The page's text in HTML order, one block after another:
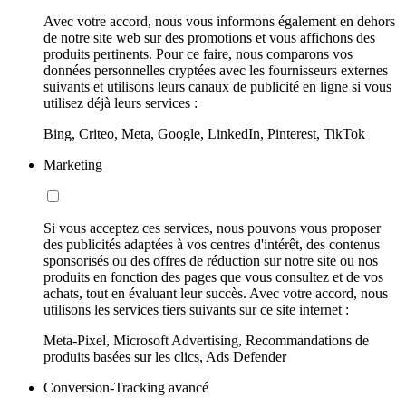
Avec votre accord, nous vous informons également en dehors
de notre site web sur des promotions et vous affichons des
produits pertinents. Pour ce faire, nous comparons vos
données personnelles cryptées avec les fournisseurs externes
suivants et utilisons leurs canaux de publicité en ligne si vous
utilisez déjà leurs services :
Bing, Criteo, Meta, Google, LinkedIn, Pinterest, TikTok
Marketing
Si vous acceptez ces services, nous pouvons vous proposer
des publicités adaptées à vos centres d'intérêt, des contenus
sponsorisés ou des offres de réduction sur notre site ou nos
produits en fonction des pages que vous consultez et de vos
achats, tout en évaluant leur succès. Avec votre accord, nous
utilisons les services tiers suivants sur ce site internet :
Meta-Pixel, Microsoft Advertising, Recommandations de
produits basées sur les clics, Ads Defender
Conversion-Tracking avancé